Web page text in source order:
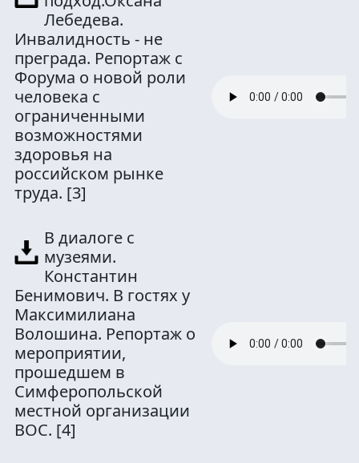
Лебедева.
Инвалидность - не
преграда. Репортаж с
Форума о новой роли
человека с
ограниченными
возможностями
здоровья на
российском рынке
труда. [3]
В диалоге с
музеями.
Константин
Бенимович. В гостях у
Максимилиана
Волошина. Репортаж о
мероприятии,
прошедшем в
Симферопольской
местной организации
ВОС. [4]